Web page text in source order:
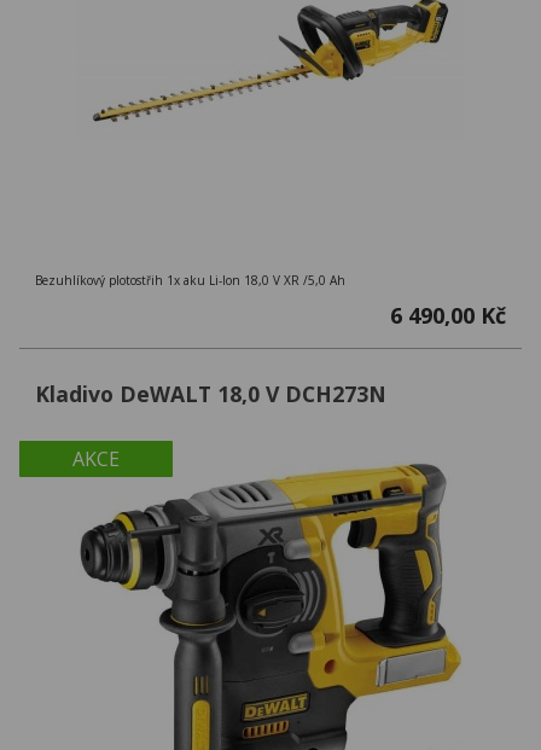
Bezuhlíkový plotostřih 1x aku Li-Ion 18,0 V XR /5,0 Ah
6 490,00 Kč
AKCE
Kladivo DeWALT 18,0 V DCH273N